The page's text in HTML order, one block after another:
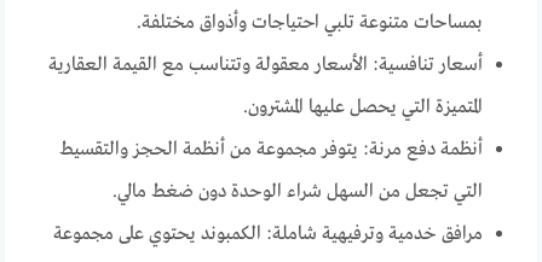
بمساحات متنوعة تلبي احتياجات وأذواق مختلفة.
أسعار تنافسية: الأسعار معقولة وتتناسب مع القيمة العقارية
المتميزة التي يحصل عليها المشترون.
أنظمة دفع مرنة: يتوفر مجموعة من أنظمة الحجز والتقسيط
التي تجعل من السهل شراء الوحدة دون ضغط مالي.
مرافق خدمية وترفيهية شاملة: الكمبوند يحتوي على مجموعة